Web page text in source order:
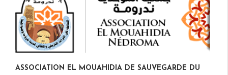
ASSOCIATION EL MOUAHIDIA DE SAUVEGARDE DU